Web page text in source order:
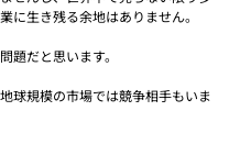
に生き残る余地はありません。
題だと思います。
球規模の市場では競争相手もいま